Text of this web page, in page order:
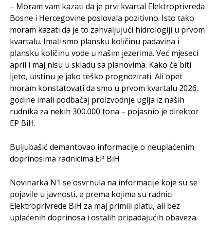
– Moram vam kazati da je prvi kvartal Elektroprivreda
Bosne i Hercegovine poslovala pozitivno. Isto tako
moram kazati da je to zahvaljujući hidrologiji u prvom
kvartalu. Imali smo plansku količinu padavina i
plansku količinu vode u našim jezerima. Već mjeseci
april i maj nisu u skladu sa planovima. Kako će biti
ljeto, uistinu je jako teško prognozirati. Ali opet
moram konstatovati da smo u prvom kvartalu 2026.
godine imali podbačaj proizvodnje uglja iz naših
rudnika za nekih 300.000 tona – pojasnio je direktor
EP BiH.
Buljubašić demantovao informacije o neuplaćenim
doprinosima radnicima EP BiH
Novinarka N1 se osvrnula na informacije koje su se
pojavile u javnosti, a prema kojima su radnici
Elektroprivrede BiH za maj primili platu, ali bez
uplaćenih doprinosa i ostalih pripadajućih obaveza.